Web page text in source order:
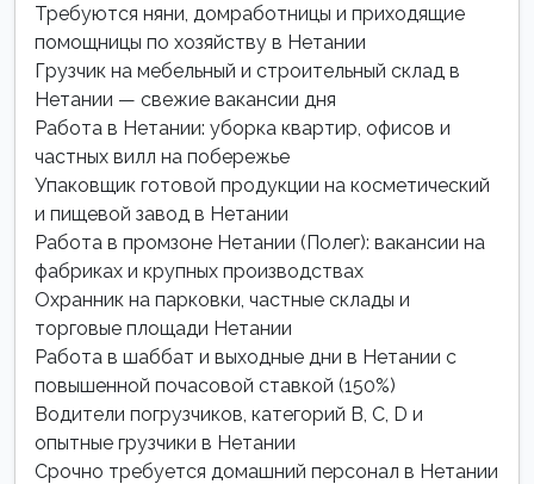
Требуются няни, домработницы и приходящие
помощницы по хозяйству в Нетании
Грузчик на мебельный и строительный склад в
Нетании — свежие вакансии дня
Работа в Нетании: уборка квартир, офисов и
частных вилл на побережье
Упаковщик готовой продукции на косметический
и пищевой завод в Нетании
Работа в промзоне Нетании (Полег): вакансии на
фабриках и крупных производствах
Охранник на парковки, частные склады и
торговые площади Нетании
Работа в шаббат и выходные дни в Нетании с
повышенной почасовой ставкой (150%)
Водители погрузчиков, категорий B, C, D и
опытные грузчики в Нетании
Срочно требуется домашний персонал в Нетании